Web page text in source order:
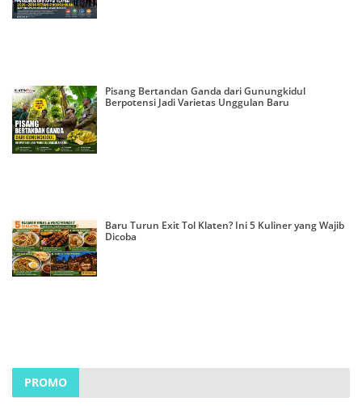
Pisang Bertandan Ganda dari Gunungkidul
Berpotensi Jadi Varietas Unggulan Baru
Baru Turun Exit Tol Klaten? Ini 5 Kuliner yang Wajib
Dicoba
PROMO